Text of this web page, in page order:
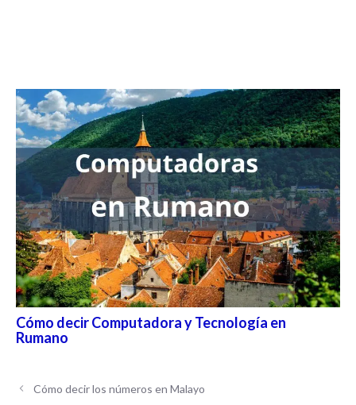
Cómo decir Computadora y Tecnología en
Rumano
Cómo decir los números en Malayo